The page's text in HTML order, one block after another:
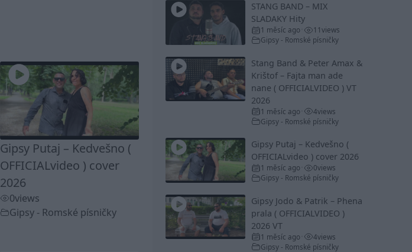
Gipsy Putaj – Kedvešno (
OFFICIALvideo ) cover
2026
0views
Gipsy - Romské písničky
STANG BAND – MIX
SLADAKY Hity
1 měsíc ago 11views
Gipsy - Romské písničky
Stang Band & Peter Amax &
Krištof – Fajta man ade
nane ( OFFICIALVIDEO ) VT
2026
1 měsíc ago 4views
Gipsy - Romské písničky
Gipsy Putaj – Kedvešno (
OFFICIALvideo ) cover 2026
1 měsíc ago 0views
Gipsy - Romské písničky
Gipsy Jodo & Patrik – Phena
prala ( OFFICIALVIDEO )
2026 VT
1 měsíc ago 4views
Gipsy - Romské písničky